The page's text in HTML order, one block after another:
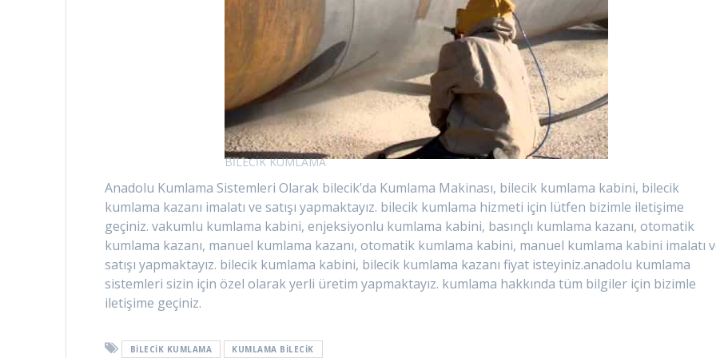
BİLECİK KUMLAMA
Anadolu Kumlama Sistemleri Olarak bilecik’da Kumlama Makinası, bilecik kumlama kabini, bilecik
kumlama kazanı imalatı ve satışı yapmaktayız. bilecik kumlama hizmeti için lütfen bizimle iletişime
geçiniz. vakumlu kumlama kabini, enjeksiyonlu kumlama kabini, basınçlı kumlama kazanı, otomatik
kumlama kazanı, manuel kumlama kazanı, otomatik kumlama kabini, manuel kumlama kabini imalatı
satışı yapmaktayız. bilecik kumlama kabini, bilecik kumlama kazanı fiyat isteyiniz.anadolu kumlama
sistemleri sizin için özel olarak yerli üretim yapmaktayız. kumlama hakkında tüm bilgiler için bizimle
iletişime geçiniz.
BILECIK KUMLAMA KUMLAMA BILECIK